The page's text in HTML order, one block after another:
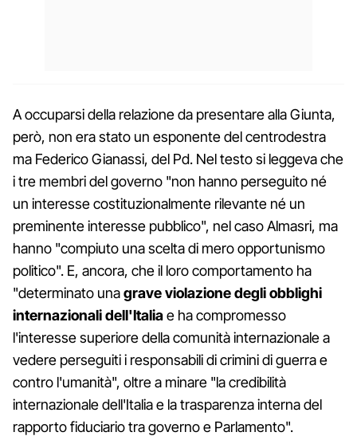
A occuparsi della relazione da presentare alla Giunta,
però, non era stato un esponente del centrodestra
ma Federico Gianassi, del Pd. Nel testo si leggeva che
i tre membri del governo "non hanno perseguito né
un interesse costituzionalmente rilevante né un
preminente interesse pubblico", nel caso Almasri, ma
hanno "compiuto una scelta di mero opportunismo
politico". E, ancora, che il loro comportamento ha
"determinato unagrave violazione degli obblighi
internazionali dell'Italiae ha compromesso
l'interesse superiore della comunità internazionale a
vedere perseguiti i responsabili di crimini di guerra e
contro l'umanità", oltre a minare "la credibilità
internazionale dell'Italia e la trasparenza interna del
rapporto fiduciario tra governo e Parlamento".